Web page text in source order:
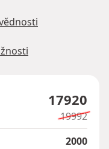
17920
19992
2000